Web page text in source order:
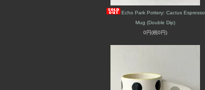
Echo Park Pottery: Cactus Espresso
Mug (Double Dip)
0円(税0円)